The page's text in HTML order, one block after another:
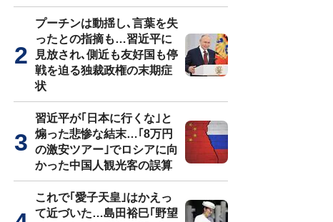
プーチンは動揺し､言葉を失
ったとの指摘も…習近平に
見放され､側近も友好国も停
戦を迫る独裁政権の末期症
状
習近平が｢日本に行くな｣と
煽った悲惨な結末…｢8万円
の激安ツアー｣でロシアに向
かった中国人観光客の誤算
これで｢愛子天皇｣はかえっ
て近づいた…島田裕巳｢野望